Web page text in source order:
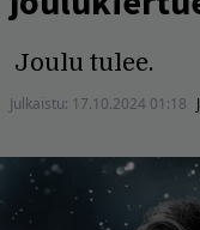
Joulu tulee.
Julkaistu: 17.10.2024 01:18